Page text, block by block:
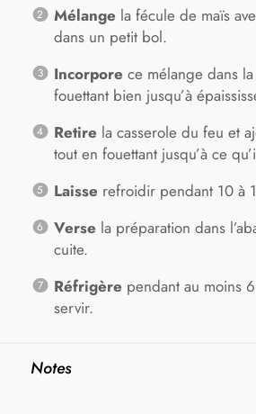
Mélange la fécule de maïs
dans un petit bol.
Incorpore ce mélange dans
fouettant bien jusqu’à
Retire la casserole du feu et
tout en fouettant jusqu’à ce
Laisse refroidir pendant 10 à
Verse la préparation dans
cuite.
Réfrigère pendant au moins
servir.
Notes